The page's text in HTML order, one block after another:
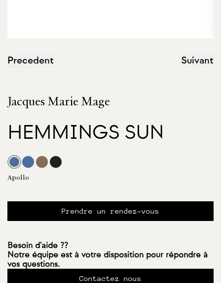
Precedent Suivant
Jacques Marie Mage
HEMMINGS SUN
Apollo
Prendre un rendez-vous
Besoin d'aide ??
Notre équipe est à votre disposition pour répondre à
vos questions.
Contactez nous